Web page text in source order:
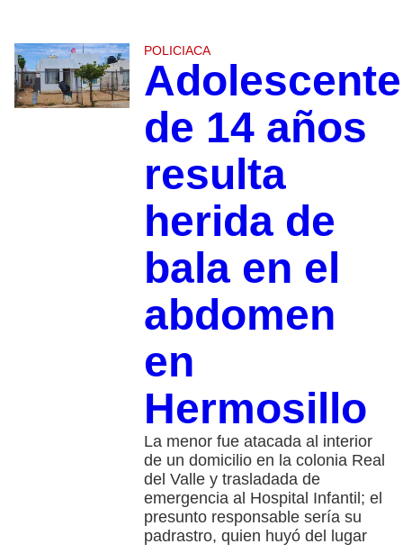
POLICIACA
Adolescente
de 14 años
resulta
herida de
bala en el
abdomen
en
Hermosillo
La menor fue atacada al interior
de un domicilio en la colonia Real
del Valle y trasladada de
emergencia al Hospital Infantil; el
presunto responsable sería su
padrastro, quien huyó del lugar